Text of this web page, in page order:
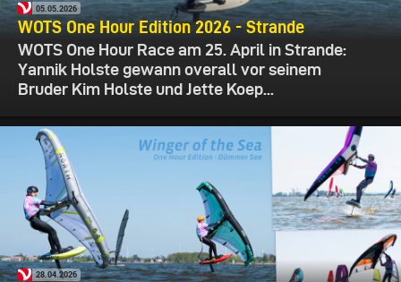
05.05.2026
WOTS One Hour Edition 2026 - Strande
WOTS One Hour Race am 25. April in Strande:
Yannik Holste gewann overall vor seinem
Bruder Kim Holste und Jette Koep...
28.04.2026